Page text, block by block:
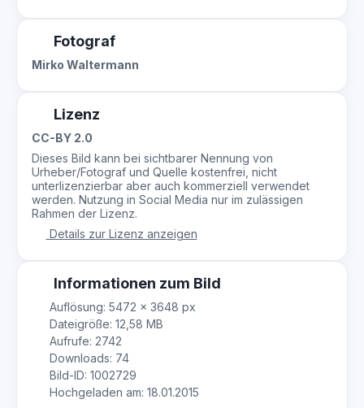
Fotograf
Mirko Waltermann
Lizenz
CC-BY 2.0
Dieses Bild kann bei sichtbarer Nennung von
Urheber/Fotograf und Quelle kostenfrei, nicht
unterlizenzierbar aber auch kommerziell verwendet
werden. Nutzung in Social Media nur im zulässigen
Rahmen der Lizenz.
Details zur Lizenz anzeigen
Informationen zum Bild
Auflösung: 5472 × 3648 px
Dateigröße: 12,58 MB
Aufrufe: 2742
Downloads: 74
Bild-ID: 1002729
Hochgeladen am: 18.01.2015